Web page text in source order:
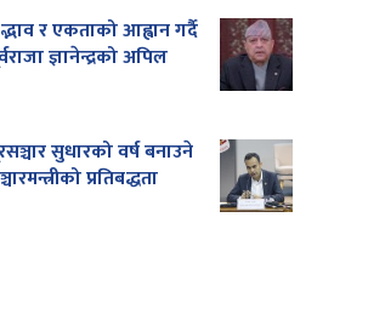
र एकताको आह्वान गर्दै
ज्ञानेन्द्रको अपिल
सुधारको वर्ष बनाउने
प्रतिबद्धता